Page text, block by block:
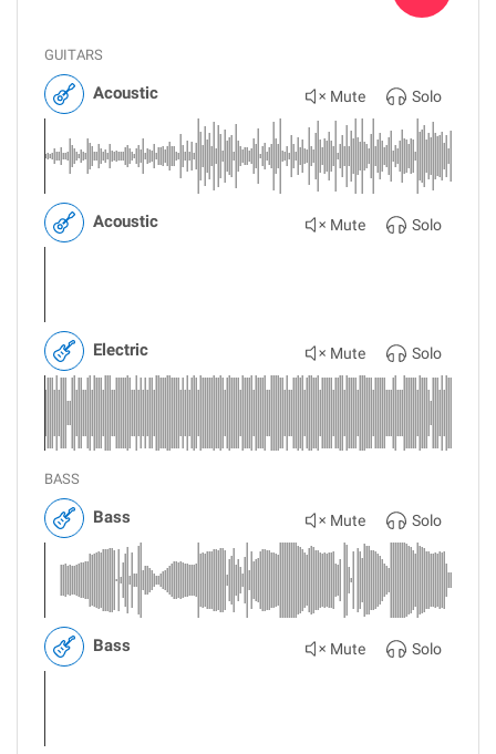
GUITARS
Acoustic Mute Solo
Acoustic Mute Solo
Electric Mute Solo
BASS
Bass Mute Solo
Bass Mute Solo